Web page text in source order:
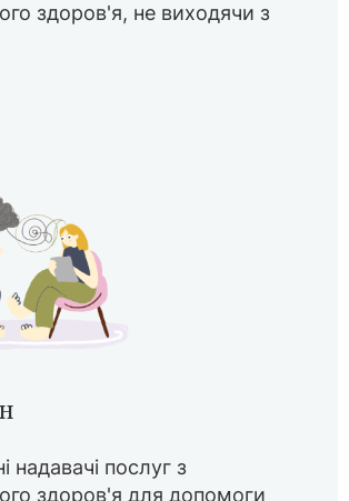
здоров'я, не виходячи з
надавачі послуг з
здоров'я для допомоги